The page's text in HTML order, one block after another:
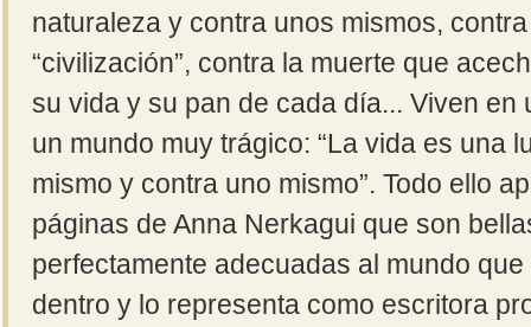
naturaleza y contra unos mismos,
“civilización”, contra la muerte que
su vida y su pan de cada día... Viven en
un mundo muy trágico: “La vida es una
mismo y contra uno mismo”. Todo ello
páginas de Anna Nerkagui que son
perfectamente adecuadas al mundo
dentro y lo representa como escritora